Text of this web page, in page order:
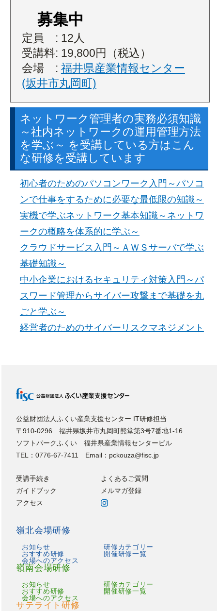
募集中
定員 : 12人
受講料: 19,800円（税込）
会場 : 福井県産業情報センター
(坂井市丸岡町)
ネットワーク管理者の実務必須知識
～社内ネットワークの運用管理方法
を学ぶ～ を受講している方はこん
な研修を受講しています
初心者のためのパソコンワーク入門～パソコ
ンで仕事をするために必要な最低限の知識～
実機で学ぶネットワーク基本知識～ネットワ
ークの概略を体系的に学ぶ～
クラウドサービス入門～ＡＷＳサーバで学ぶ
基礎知識～
中小企業におけるセキュリティ対策入門～パ
スワード管理からサイバー攻撃まで基礎を丸
ごと学ぶ～
経営者のためのサイバーリスクマネジメント
公益財団法人ふくい産業支援センター IT研修担当
〒910-0296 福井県坂井市丸岡町熊堂第3号7番地1-16
ソフトパークふくい 福井県産業情報センタービル
TEL：0776-67-7411 Email：pckouza@fisc.jp
受講手続き
よくあるご質問
ガイドブック
メルマガ登録
アクセス
嶺北会場研修
お知らせ
研修カテゴリー
おすすめ研修
開催研修一覧
会場へのアクセス
嶺南会場研修
お知らせ
研修カテゴリー
おすすめ研修
開催研修一覧
会場へのアクセス
サテライト研修